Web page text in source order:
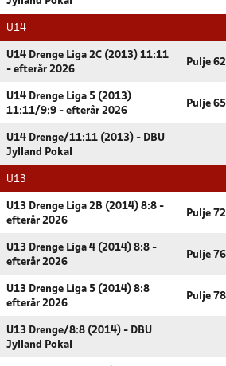
U14
U14 Drenge Liga 2C (2013) 11:11
- efterår 2026
Pulje
U14 Drenge Liga 5 (2013)
11:11/9:9 - efterår 2026
Pulje
U14 Drenge/11:11 (2013) - DBU
Jylland Pokal
U13
U13 Drenge Liga 2B (2014) 8:8 -
efterår 2026
Pulje
U13 Drenge Liga 4 (2014) 8:8 -
efterår 2026
Pulje
U13 Drenge Liga 5 (2014) 8:8
efterår 2026
Pulje
U13 Drenge/8:8 (2014) - DBU
Jylland Pokal